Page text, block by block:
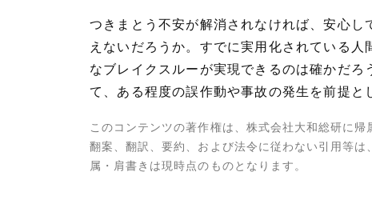
つきまとう不安が解消されなければ、安心
えないだろうか。すでに実用化されている
なブレイクスルーが実現できるのは確かだ
て、ある程度の誤作動や事故の発生を前提と
このコンテンツの著作権は、株式会社大和総研に
翻案、翻訳、要約、および法令に従わない引用等
属・肩書きは現時点のものとなります。